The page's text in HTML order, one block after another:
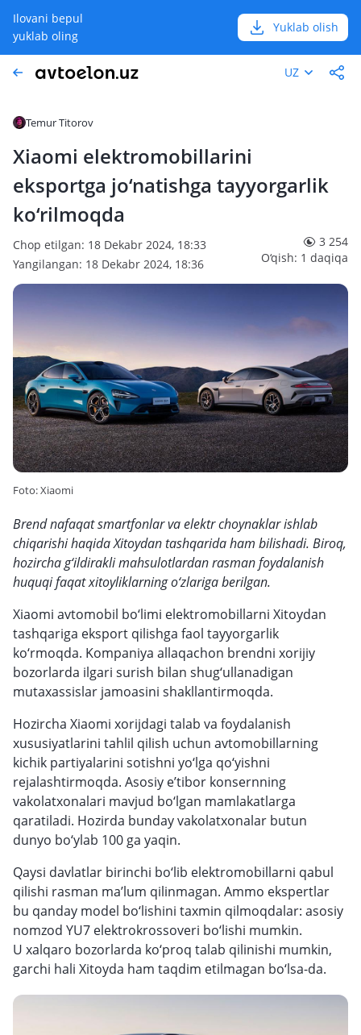
Ilovani bepul
yuklab oling
Yuklab olish
UZ
Temur Titorov
Xiaomi elektromobillarini
eksportga jo‘natishga tayyorgarlik
ko‘rilmoqda
Chop etilgan: 18 Dekabr 2024, 18:33
Yangilangan: 18 Dekabr 2024, 18:36
3 254
O‘qish: 1 daqiqa
Foto: Xiaomi
Brend nafaqat smartfonlar va elektr choynaklar ishlab
chiqarishi haqida Xitoydan tashqarida ham bilishadi. Biroq,
hozircha g‘ildirakli mahsulotlardan rasman foydalanish
huquqi faqat xitoyliklarning o‘zlariga berilgan.
Xiaomi avtomobil bo‘limi elektromobillarni Xitoydan
tashqariga eksport qilishga faol tayyorgarlik
ko‘rmoqda. Kompaniya allaqachon brendni xorijiy
bozorlarda ilgari surish bilan shug‘ullanadigan
mutaxassislar jamoasini shakllantirmoqda.
Hozircha Xiaomi xorijdagi talab va foydalanish
xususiyatlarini tahlil qilish uchun avtomobillarning
kichik partiyalarini sotishni yo‘lga qo‘yishni
rejalashtirmoqda. Asosiy e’tibor konsernning
vakolatxonalari mavjud bo‘lgan mamlakatlarga
qaratiladi. Hozirda bunday vakolatxonalar butun
dunyo bo‘ylab 100 ga yaqin.
Qaysi davlatlar birinchi bo‘lib elektromobillarni qabul
qilishi rasman ma’lum qilinmagan. Ammo ekspertlar
bu qanday model bo‘lishini taxmin qilmoqdalar: asosiy
nomzod YU7 elektrokrossoveri bo‘lishi mumkin.
U xalqaro bozorlarda ko‘proq talab qilinishi mumkin,
garchi hali Xitoyda ham taqdim etilmagan bo‘lsa-da.